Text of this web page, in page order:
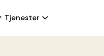
Tjenester